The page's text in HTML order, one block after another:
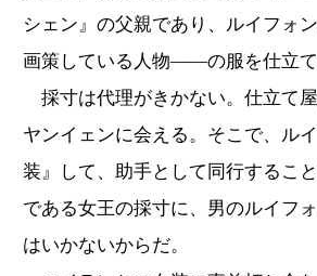
シェン』の父親であり、ルイフォ
画策している人物――の服を仕立て
採寸は代理がきかない。仕立て屋
ヤンイェンに会える。そこで、ル
装』して、助手として同行するこ
である女王の採寸に、男のルイフ
はいかないからだ。